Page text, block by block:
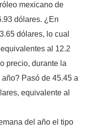
mexicano de
dólares. ¿En
dólares, lo cual
al 12.2
precio, durante la
Pasó de 45.45 a
equivalente al
del año el tipo